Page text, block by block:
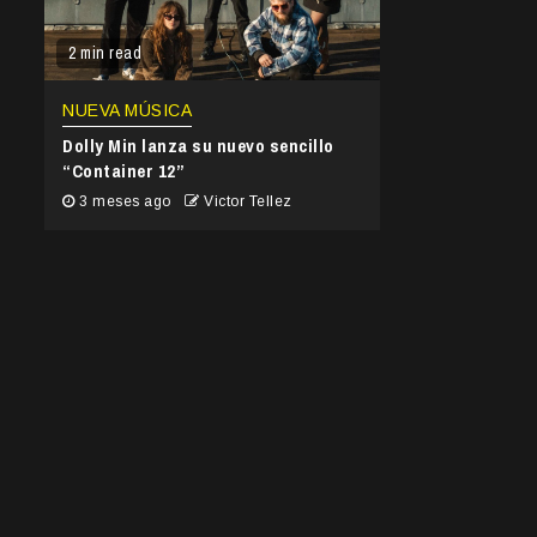
2 min read
NUEVA MÚSICA
Dolly Min lanza su nuevo sencillo
“Container 12”
3 meses ago Victor Tellez